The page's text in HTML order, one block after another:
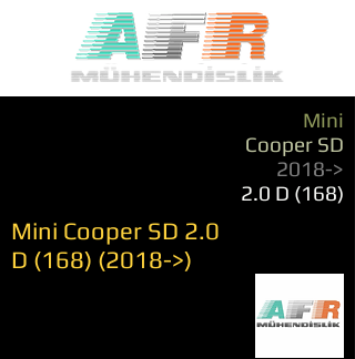
Mini
Cooper SD
2018->
2.0 D (168)
Mini Cooper SD 2.0
D (168) (2018->)